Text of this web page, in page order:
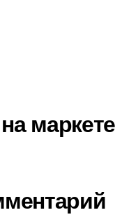
маркете